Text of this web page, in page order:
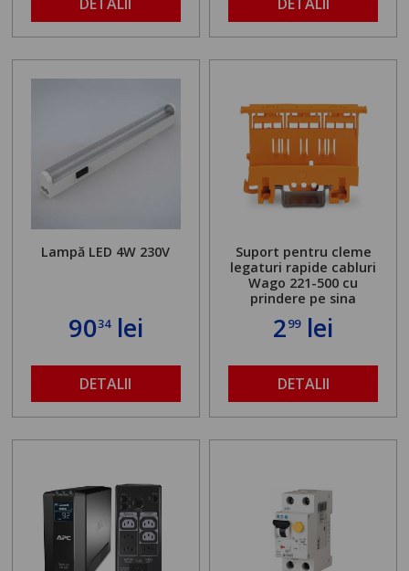
DETALII DETALII
Lampă LED 4W 230V
9034lei
DETALII
Suport pentru cleme
legaturi rapide cabluri
Wago 221-500 cu
prindere pe sina
299lei
DETALII